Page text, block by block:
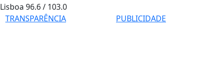
Lisboa96.6 / 103.0
TRANSPARÊNCIA
PUBLICIDADE